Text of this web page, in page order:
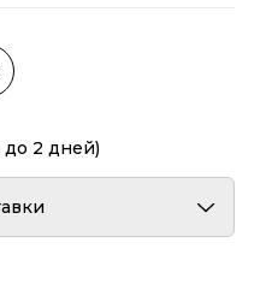
до 2 дней)